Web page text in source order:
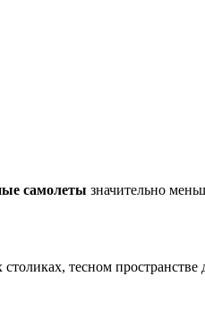
самолеты значительно
тесном